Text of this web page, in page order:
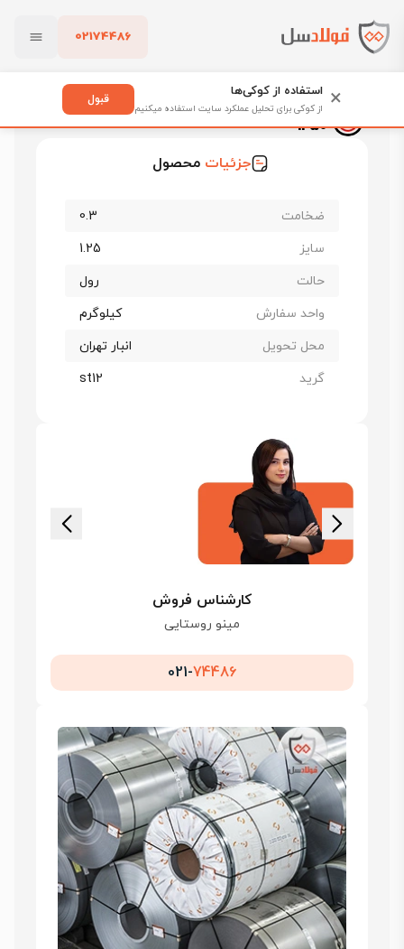
02174486
پاک کردن
فولادسل
ورق روغنی فولاد غرب st12 ضخامت 0.3 عرض
1250
جزئیات محصول
ضخامت
0.3
سایز
1.25
حالت
رول
واحد سفارش
کیلوگرم
محل تحویل
انبار تهران
گرید
st12
کارشناس فروش
مینو روستایی
021-74486
× استفاده از کوکی‌ها
از کوکی برای تحلیل عملکرد سایت استفاده میکنیم
قبول